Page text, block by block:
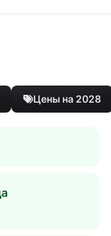
Цены на 2028